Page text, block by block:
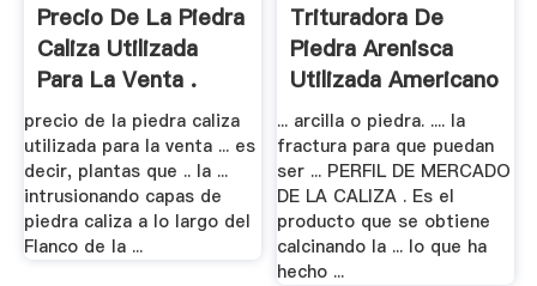
Precio De La Piedra
Caliza Utilizada
Para La Venta .
precio de la piedra caliza
utilizada para la venta ... es
decir, plantas que .. la ...
intrusionando capas de
piedra caliza a lo largo del
Flanco de la ...
Trituradora De
Piedra Arenisca
Utilizada Americano
.
... arcilla o piedra. .... la
fractura para que puedan
ser ... PERFIL DE MERCADO
DE LA CALIZA . Es el
producto que se obtiene
calcinando la ... lo que ha
hecho ...